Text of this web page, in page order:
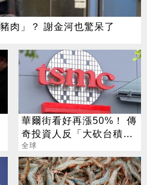
肉」？ 謝金河也驚呆了
華爾街看好再漲50%！ 傳
奇投資人反「大砍台積
電」？ 外媒揭關鍵
全球